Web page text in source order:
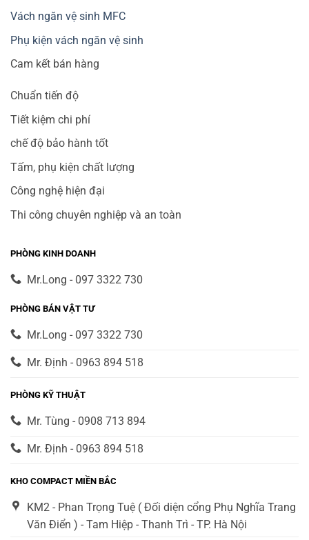
Vách ngăn vệ sinh MFC
Phụ kiện vách ngăn vệ sinh
Cam kết bán hàng
Chuẩn tiến độ
Tiết kiệm chi phí
chế độ bảo hành tốt
Tấm, phụ kiện chất lượng
Công nghệ hiện đại
Thi công chuyên nghiệp và an toàn
PHÒNG KINH DOANH
Mr.Long - 097 3322 730
PHÒNG BÁN VẬT TƯ
Mr.Long - 097 3322 730
Mr. Định - 0963 894 518
PHÒNG KỸ THUẬT
Mr. Tùng - 0908 713 894
Mr. Định - 0963 894 518
KHO COMPACT MIỀN BẮC
KM2 - Phan Trọng Tuệ ( Đối diện cổng Phụ Nghĩa Trang
Văn Điển ) - Tam Hiệp - Thanh Trì - TP. Hà Nội